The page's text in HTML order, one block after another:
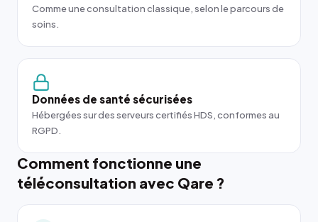
Comme une consultation classique, selon le parcours de
soins.
Données de santé sécurisées
Hébergées sur des serveurs certifiés HDS, conformes au
RGPD.
Comment fonctionne une
téléconsultation avec Qare ?